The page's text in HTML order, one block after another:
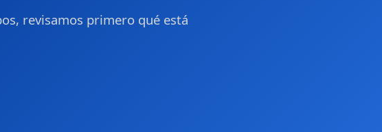
revisamos primero qué está